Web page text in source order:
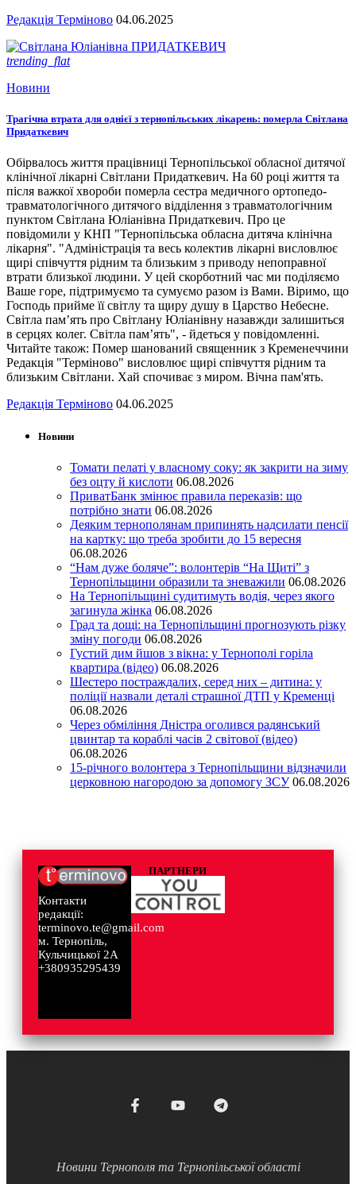
Редакція Терміново 04.06.2025
trending_flat
Новини
Трагічна втрата для однієї з тернопільських лікарень: померла Світлана
Придаткевич
Обірвалось життя працівниці Тернопільської обласної дитячої
клінічної лікарні Світлани Придаткевич. На 60 році життя та
після важкої хвороби померла сестра медичного ортопедо-
травматологічного дитячого відділення з травматологічним
пунктом Світлана Юліанівна Придаткевич. Про це
повідомили у КНП "Тернопільська обласна дитяча клінічна
лікарня". "Адміністрація та весь колектив лікарні висловлює
щирі співчуття рідним та близьким з приводу непоправної
втрати близької людини. У цей скорботний час ми поділяємо
Ваше горе, підтримуємо та сумуємо разом із Вами. Віримо, що
Господь прийме її світлу та щиру душу в Царство Небесне.
Світла пам’ять про Світлану Юліанівну назавжди залишиться
в серцях колег. Світла пам’ять", - йдеться у повідомленні.
Читайте також: Помер шанований священник з Кременеччини
Редакція "Терміново" висловлює щирі співчуття рідним та
близьким Світлани. Хай спочиває з миром. Вічна пам'ять.
Редакція Терміново 04.06.2025
Новини
Томати пелаті у власному соку: як закрити на зиму
без оцту й кислоти 06.08.2026
ПриватБанк змінює правила переказів: що
потрібно знати 06.08.2026
Деяким тернополянам припинять надсилати пенсії
на картку: що треба зробити до 15 вересня
06.08.2026
“Нам дуже боляче”: волонтерів “На Щиті” з
Тернопільщини образили та зневажили 06.08.2026
На Тернопільщині судитимуть водія, через якого
загинула жінка 06.08.2026
Град та дощі: на Тернопільщині прогнозують різку
зміну погоди 06.08.2026
Густий дим йшов з вікна: у Тернополі горіла
квартира (відео) 06.08.2026
Шестеро постраждалих, серед них – дитина: у
поліції назвали деталі страшної ДТП у Кременці
06.08.2026
Через обміління Дністра оголився радянський
цвинтар та кораблі часів 2 світової (відео)
06.08.2026
15-річного волонтера з Тернопільщини відзначили
церковною нагородою за допомогу ЗСУ 06.08.2026
Контакти
редакції:
terminovo.te@gmail.com
м. Тернопіль,
Кульчицької 2А
+380935295439
ПАРТНЕРИ
Новини Тернополя та Тернопільської області